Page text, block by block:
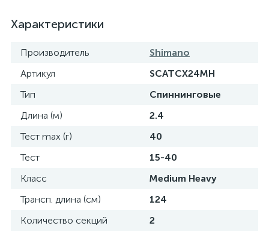
Характеристики
Производитель
Shimano
Артикул
SCATCX24MH
Тип
Спиннинговые
Длина (м)
2.4
Тест max (г)
40
Тест
15-40
Класс
Medium Heavy
Трансп. длина (см)
124
Количество секций
2